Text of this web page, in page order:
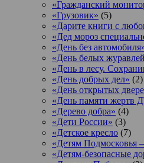
«Гражданский
«Грузовик» (5)
«Дарите книги с
«Дед мороз
«День без
«День белых
«День в лесу.
«День добрых дел» (2)
«День открытых
«День памяти жертв
«Дерево добра» (4)
«Дети России» (3)
«Детское кресло (7)
«Детям Подмосковья
«Детям-безопасные